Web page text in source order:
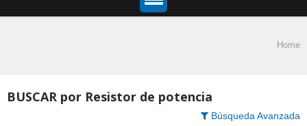
Home
BUSCAR por Resistor de potencia
Búsqueda Avanzada